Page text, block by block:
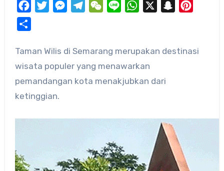
FacebookTwitterMessengerTelegramWeChat
Line WhatsApp Snapchat
Taman Wilis di Semarang merupakan destinasi
wisata populer yang menawarkan
pemandangan kota menakjubkan dari
ketinggian.